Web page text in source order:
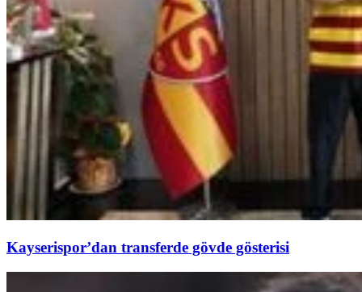
Kayserispor’dan transferde gövde gösterisi